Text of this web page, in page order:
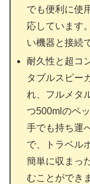
でも便利に使
応しています
い機器と接続
耐久性と超コ
タブルスピー
れ、フルメタ
つ500mlのペ
手でも持ち運
で、トラベル
簡単に収まっ
むことができ